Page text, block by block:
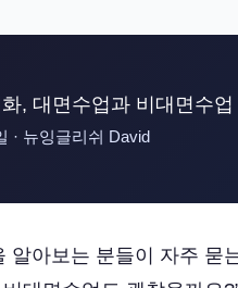
, 대면수업과 비대면수
· 뉴잉글리쉬 David
알아보는 분들이 자주 묻